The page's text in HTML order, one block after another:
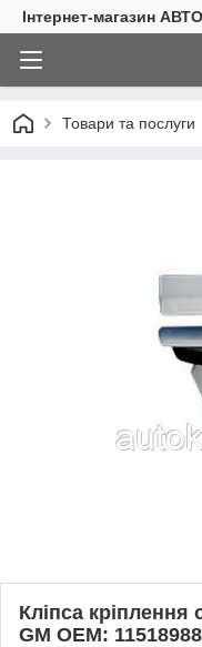
Інтернет-магазин
Товари та послуги
Кліпса
GM OEM: 11518988